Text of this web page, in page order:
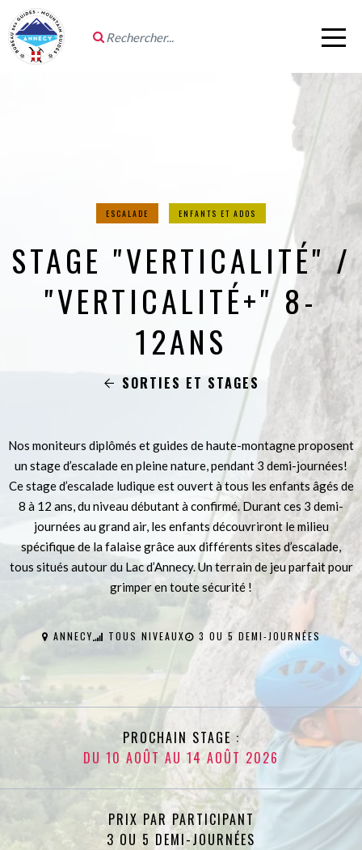
ESCALADE ENFANTS ET ADOS
STAGE "VERTICALITÉ" /
"VERTICALITÉ+" 8-
12ANS
SORTIES ET STAGES
Nos moniteurs diplômés et guides de haute-montagne proposent
un stage d’escalade en pleine nature, pendant 3 demi-journées!
Ce stage d’escalade ludique est ouvert à tous les enfants âgés de
8 à 12 ans, du niveau débutant à confirmé. Durant ces 3 demi-
journées au grand air, les enfants découvriront le milieu
spécifique de la falaise grâce aux différents sites d’escalade,
tous situés autour du Lac d’Annecy. Un terrain de jeu parfait pour
grimper en toute sécurité !
ANNECY TOUS NIVEAUX 3 OU 5 DEMI-JOURNÉES
PROCHAIN STAGE :
DU 10 AOÛT AU 14 AOÛT 2026
PRIX PAR PARTICIPANT
3 OU 5 DEMI-JOURNÉES